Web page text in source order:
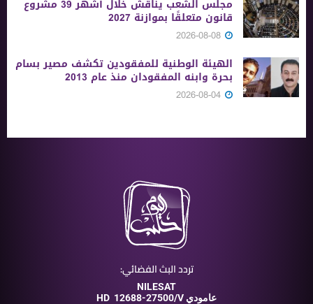
مجلس الشعب يناقش خلال أشهر 39 مشروع
قانون متعلقًا بموازنة 2027
الهيئة الوطنية للمفقودين تكشف مصير بسام
بحرة وابنه المفقودان منذ عام 2013
تردد البث الفضائي:
NILESAT
HD
12688-27500/V عامودي